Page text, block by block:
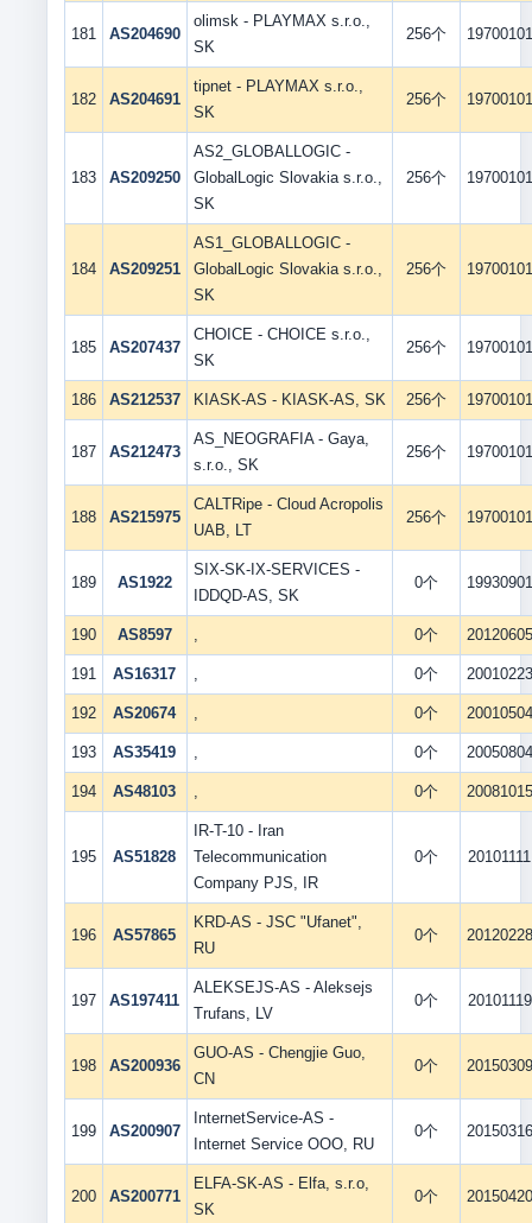
181 AS204690
olimsk - PLAYMAX s.r.o.,
SK
256个 19700101
182 AS204691
tipnet - PLAYMAX s.r.o.,
SK
256个 19700101
183 AS209250
AS2_GLOBALLOGIC -
GlobalLogic Slovakia s.r.o.,
SK
256个 19700101
184 AS209251
AS1_GLOBALLOGIC -
GlobalLogic Slovakia s.r.o.,
SK
256个 19700101
185 AS207437
CHOICE - CHOICE s.r.o.,
SK
256个 19700101
186 AS212537 KIASK-AS - KIASK-AS, SK 256个 19700101
187 AS212473
AS_NEOGRAFIA - Gaya,
s.r.o., SK
256个 19700101
188 AS215975
CALTRipe - Cloud Acropolis
UAB, LT
256个 19700101
189 AS1922
SIX-SK-IX-SERVICES -
IDDQD-AS, SK
0个 19930901
190 AS8597 , 0个 20120605
191 AS16317 , 0个 20010223
192 AS20674 , 0个 20010504
193 AS35419 , 0个 20050804
194 AS48103 , 0个 20081015
195 AS51828
IR-T-10 - Iran
Telecommunication
Company PJS, IR
0个 20101111
196 AS57865
KRD-AS - JSC "Ufanet",
RU
0个 20120228
197 AS197411
ALEKSEJS-AS - Aleksejs
Trufans, LV
0个 20101119
198 AS200936
GUO-AS - Chengjie Guo,
CN
0个 20150309
199 AS200907
InternetService-AS -
Internet Service OOO, RU
0个 20150316
200 AS200771
ELFA-SK-AS - Elfa, s.r.o,
SK
0个 20150420